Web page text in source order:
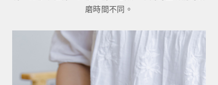
磨時間不同。